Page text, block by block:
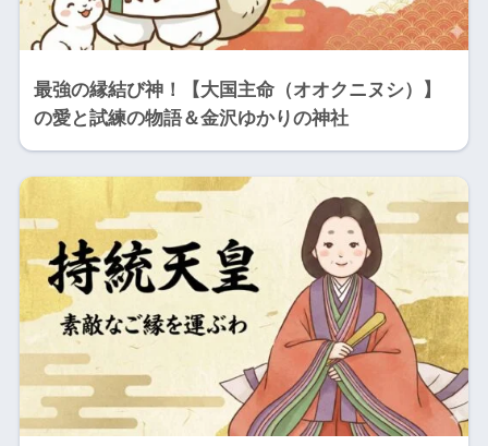
最強の縁結び神！【大国主命（オオクニヌシ）】
の愛と試練の物語＆金沢ゆかりの神社